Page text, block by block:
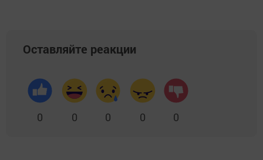
Оставляйте реакции
0 0 0 0 0